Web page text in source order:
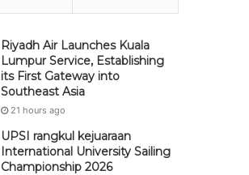
Riyadh Air Launches Kuala
Lumpur Service, Establishing
its First Gateway into
Southeast Asia
21 hours ago
UPSI rangkul kejuaraan
International University Sailing
Championship 2026